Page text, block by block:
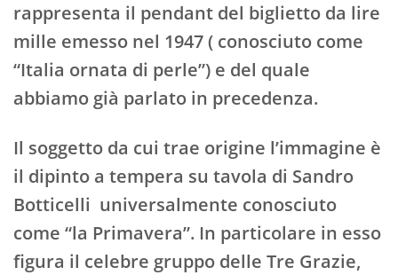
rappresenta il pendant del biglietto da lire
mille emesso nel 1947 ( conosciuto come
“Italia ornata di perle”) e del quale
abbiamo già parlato in precedenza.
Il soggetto da cui trae origine l’immagine è
il dipinto a tempera su tavola di Sandro
Botticelli universalmente conosciuto
come “la Primavera”. In particolare in esso
figura il celebre gruppo delle Tre Grazie,